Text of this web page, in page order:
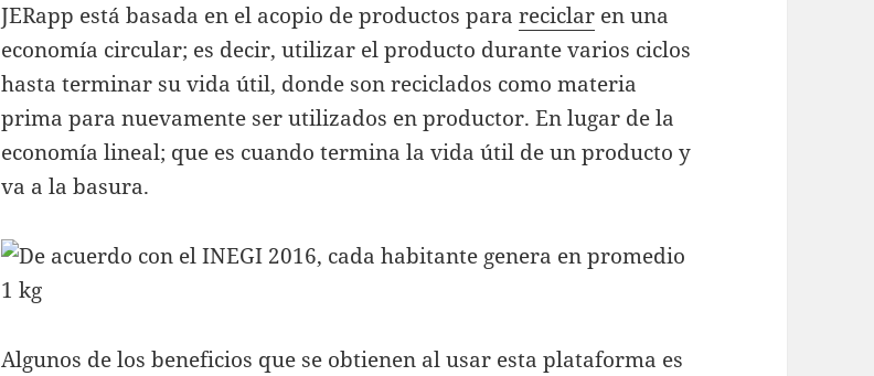
JERapp está basada en el acopio de productos parareciclar en una
economía circular; es decir, utilizar el producto durante varios ciclos
hasta terminar su vida útil, donde son reciclados como materia
prima para nuevamente ser utilizados en productor. En lugar de la
economía lineal; que es cuando termina la vida útil de un producto y
va a la basura.
Algunos de los beneficios que se obtienen al usar esta plataforma es